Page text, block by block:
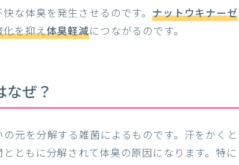
な体臭を発生させるのです。ナットウキナーゼ
化を抑え体臭軽減につながるのです。
ぜ？
の元を分解する雑菌によるものです。汗をかくと
ともに分解されて体臭の原因になります。特に